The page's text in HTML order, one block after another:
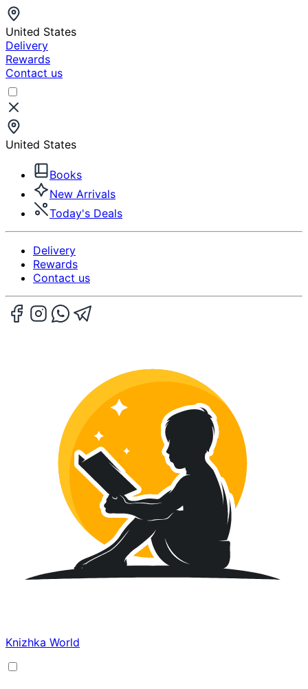
United States
Delivery
Rewards
Contact us
United States
Books
New Arrivals
Today's Deals
Delivery
Rewards
Contact us
Knizhka World